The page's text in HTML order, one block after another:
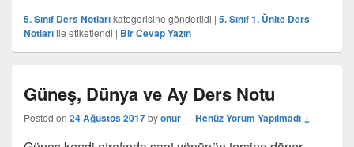
5. Sınıf Ders Notlarıkategorisine gönderildi | 5. Sınıf 1. Ünite Ders
Notlarıile etiketlendi | Bir Cevap Yazın
Güneş, Dünya ve Ay Ders Notu
Posted on 24 Ağustos 2017byonur—Henüz Yorum Yapılmadı ↓